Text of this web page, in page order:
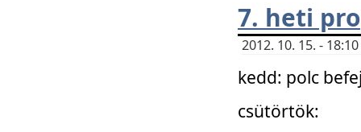
7. heti
2012. 10. 15. -
kedd: polc
csütörtök: